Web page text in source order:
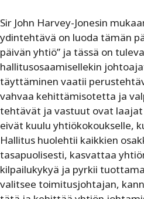
Sir John Harvey-Jonesin
ydintehtävä on luoda tämän
päivän yhtiö” ja tässä on
hallitusosaamisellekin
täyttäminen vaatii
vahvaa kehittämisotetta ja
tehtävät ja vastuut ovat
eivät kuulu yhtiökokoukselle,
Hallitus huolehtii kaikkien
tasapuolisesti, kasvattaa
kilpailukykyä ja pyrkii
valitsee toimitusjohtajan,